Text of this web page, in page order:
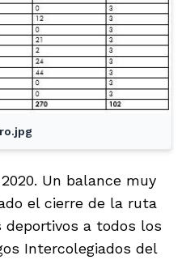
Un balance muy
el cierre de la ruta
deportivos a todos los
Intercolegiados del